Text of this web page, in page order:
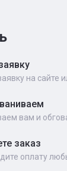
на сайте
вам и
заказ
оплату